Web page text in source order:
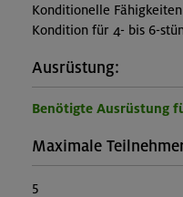
Konditionelle
Kondition für 4- bis 6-
Ausrüstung:
Benötigte Ausrüstung
Maximale
5